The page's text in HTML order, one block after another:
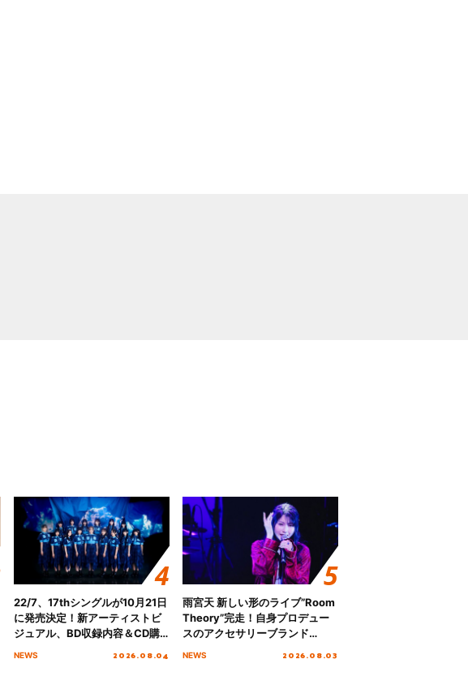
22/7、17thシングルが10月21日
に発売決定！新アーティストビ
ジュアル、BD収録内容＆CD購
NEWS 2026.08.04
雨宮天 新しい形のライブ”Room
Theory”完走！自身プロデュー
スのアクセサリーブランド
NEWS 2026.08.03